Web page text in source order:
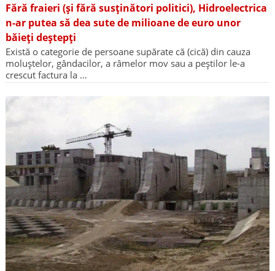
Fără fraieri (și fără susținători politici), Hidroelectrica
n-ar putea să dea sute de milioane de euro unor
băieți deștepți
Există o categorie de persoane supărate că (cică) din cauza
moluștelor, gândacilor, a râmelor mov sau a peștilor le-a
crescut factura la …